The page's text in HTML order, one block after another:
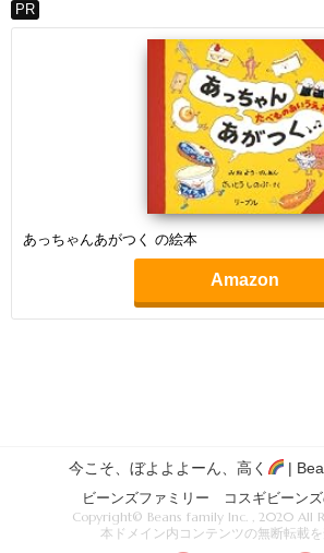
PR
あっちゃんあがつく の絵本
Amazon
今こそ、ぼよよよーん、高く |
ビーンズファミリー コスギビーン
Copyright© Beans family Inc. , 2020 All
本ドメイン内コンテンツの無断転載